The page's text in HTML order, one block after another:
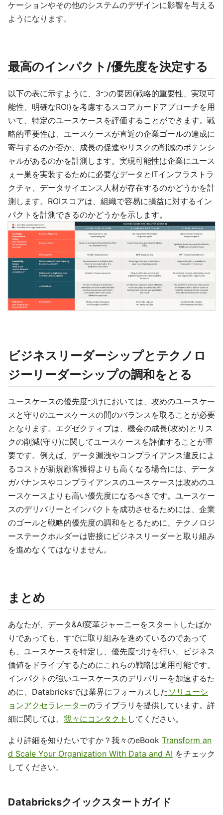
ケーションやその他のシステムのデザインに影響を与える
ようになります。
最高のインパクト/優先度を決定する
以下の表に示すように、3つの要因(戦略的重要性、実現可
能性、明確なROI)を考慮するスコアカードアプローチを用
いて、特定のユースケースを評価することができます。戦
略的重要性は、ユースケースが直近の企業ゴールの達成に
寄与するのか否か、成長の促進やリスクの削減のポテンシ
ャルがあるのかを計測します。実現可能性は企業にユース
ぇー巣を実装するために必要なデータとITインフラストラ
クチャ、データサイエンス人材が存在するのかどうかを計
測します。ROIスコアは、組織で容易に損益に対するイン
パクトを計測できるのかどうかを示します。
ビジネスリーダーシップとテクノロ
ジーリーダーシップの調和をとる
ユースケースの優先度づけにおいては、攻めのユースケー
スと守りのユースケースの間のバランスを取ることが必要
となります。エグゼクティブは、機会の成長(攻め)とリス
クの削減(守り)に関してユースケースを評価することが重
要です。例えば、データ漏洩やコンプライアンス違反によ
るコストが新規顧客獲得よりも高くなる場合には、データ
ガバナンスやコンプライアンスのユースケースは攻めのユ
ースケースよりも高い優先度になるべきです。ユースケー
スのデリバリーとインパクトを成功させるためには、企業
のゴールと戦略的優先度の調和をとるために、テクノロジ
ーステークホルダーは密接にビジネスリーダーと取り組み
を進めなくてはなりません。
まとめ
あなたが、データ&AI変革ジャーニーをスタートしたばか
りであっても、すでに取り組みを進めているのであって
も、ユースケースを特定し、優先度づけを行い、ビジネス
価値をドライブするためにこれらの戦略は適用可能です。
インパクトの強いユースケースのデリバリーを加速するた
めに、Databricksでは業界にフォーカスした ソリューシ
ョンアクセラレーターのライブラリを提供しています。詳
細に関しては、 我々にコンタクト してください。
より詳細を知りたいですか？我々のeBook Transform an
d Scale Your Organization With Data and AI をチェック
してください。
Databricksクイックスタートガイド